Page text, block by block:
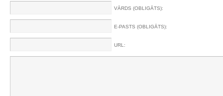
VĀRDS (OBLIGĀTS):
E-PASTS (OBLIGĀTS):
URL: